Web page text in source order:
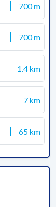
700 m
700 m
1.4 km
7 km
65 km